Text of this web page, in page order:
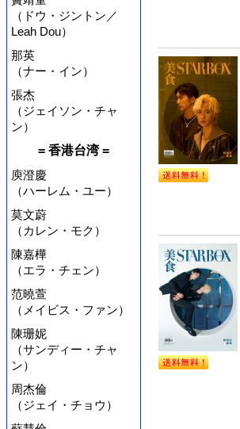
（ドウ・ジントン／
Leah Dou）
那英
（ナー・イン）
張杰
（ジェイソン・チャ
ン）
= 香港台湾 =
庾澄慶
（ハーレム・ユー）
莫文蔚
（カレン・モク）
陳嘉樺
（エラ・チェン）
范曉萱
（メイビス・ファン）
陳珊妮
（サンディー・チャ
ン）
周杰倫
（ジェイ・チョウ）